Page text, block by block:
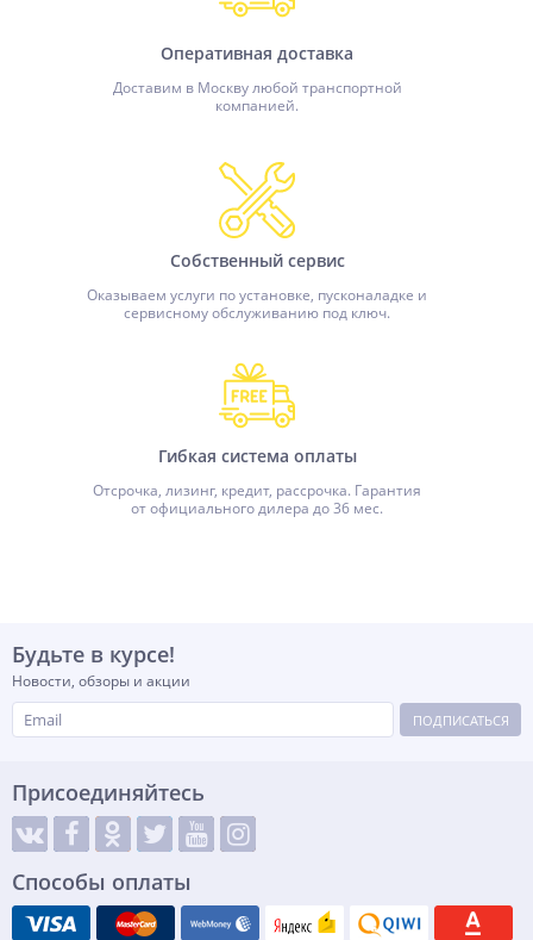
Оперативная доставка
Доставим в Москву любой транспортной
компанией.
Собственный сервис
Оказываем услуги по установке, пусконаладке и
сервисному обслуживанию под ключ.
Гибкая система оплаты
Отсрочка, лизинг, кредит, рассрочка. Гарантия
от официального дилера до 36 мес.
Будьте в курсе!
Новости, обзоры и акции
ПОДПИСАТЬСЯ
Присоединяйтесь
Способы оплаты